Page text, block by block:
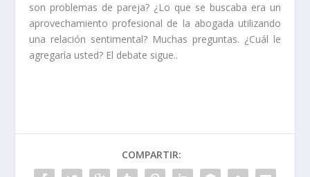
son problemas de pareja? ¿Lo que se buscaba era un
aprovechamiento profesional de la abogada utilizando
una relación sentimental? Muchas preguntas. ¿Cuál le
agregaría usted? El debate sigue..
COMPARTIR: